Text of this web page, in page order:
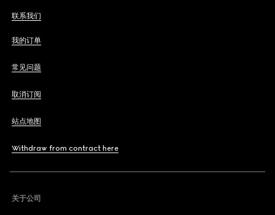
联系我们
我的订单
常见问题
取消订阅
站点地图
Withdraw from contract here
关于公司